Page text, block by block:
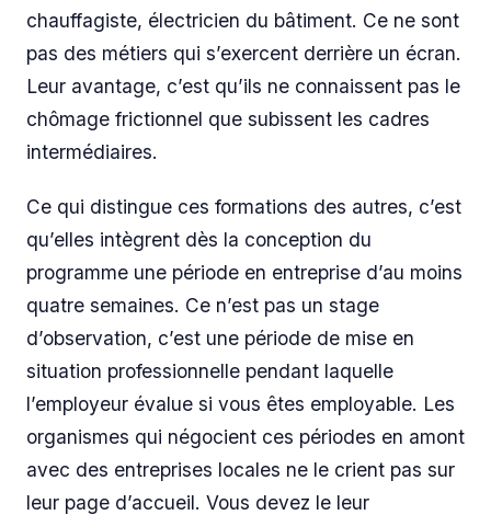
chauffagiste, électricien du bâtiment. Ce ne sont
pas des métiers qui s’exercent derrière un écran.
Leur avantage, c’est qu’ils ne connaissent pas le
chômage frictionnel que subissent les cadres
intermédiaires.
Ce qui distingue ces formations des autres, c’est
qu’elles intègrent dès la conception du
programme une période en entreprise d’au moins
quatre semaines. Ce n’est pas un stage
d’observation, c’est une période de mise en
situation professionnelle pendant laquelle
l’employeur évalue si vous êtes employable. Les
organismes qui négocient ces périodes en amont
avec des entreprises locales ne le crient pas sur
leur page d’accueil. Vous devez le leur